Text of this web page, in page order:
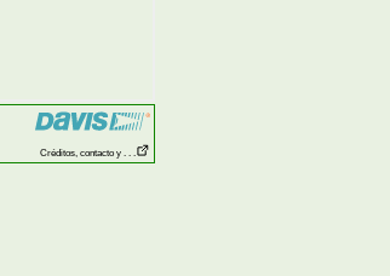
Créditos, contacto y . . .